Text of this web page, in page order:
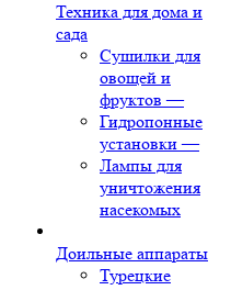
Техника для дома и
сада
Сушилки для
овощей и
фруктов —
Гидропонные
установки —
Лампы для
уничтожения
насекомых
Доильные аппараты
Турецкие